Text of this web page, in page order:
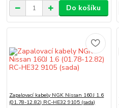
Do košíku
Zapalovací kabely NGK Nissan 160J 1.6
(01.78-12.82) RC-HE32 9105 (sada)